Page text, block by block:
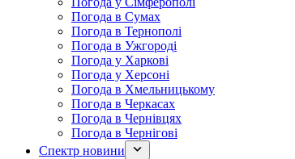
Погода в Сумах
Погода в Тернополі
Погода в Ужгороді
Погода у Харкові
Погода у Херсоні
Погода в Хмельницькому
Погода в Черкасах
Погода в Чернівцях
Погода в Чернігові
Спектр новини